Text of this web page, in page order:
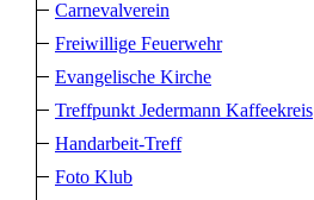
Carnevalverein
Freiwillige Feuerwehr
Evangelische Kirche
Treffpunkt Jedermann Kaffeekreis
Handarbeit-Treff
Foto Klub